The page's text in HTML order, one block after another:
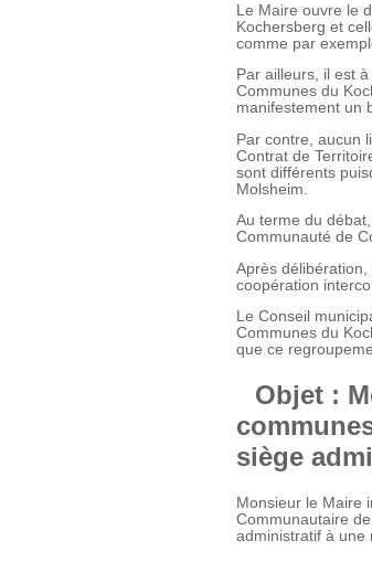
Le Maire ouvre le
Kochersberg et
comme par
Par ailleurs, il est
Communes du
manifestement un
Par contre, aucun
Contrat de
sont différents
Molsheim.
Au terme du
Communauté de
Après
coopération
Le Conseil
Communes du
que ce
Objet :
siège
Monsieur le Maire
Communautaire
administratif à une